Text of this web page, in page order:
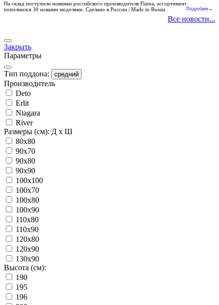
На склад поступили новинки российского производителя Flama, ассортимент
пополнился 30 новыми моделями. Сделано в России | Made in Russia.
Подробнее→
Все новости...
Закрыть
Параметры
Тип поддона: средний
Производитель
Deto
Erlit
Niagara
River
Размеры (см): Д x Ш
80x80
90x70
90x80
90x90
100x100
100x70
100x80
100x90
110x80
110x90
120x80
120x90
130x90
Высота (см):
190
195
196